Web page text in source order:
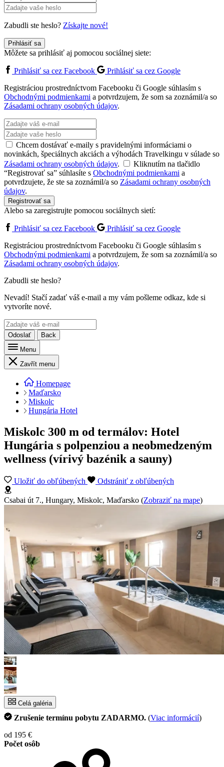
Zabudli ste heslo? Získajte nové!
Prihlásiť sa
Môžete sa prihlásiť aj pomocou sociálnej siete:
Prihlásiť sa cez Facebook
Prihlásiť sa cez Google
Registráciou prostredníctvom Facebooku či Google súhlasím s
Obchodnými podmienkami a potvrdzujem, že som sa zoznámil/a so
Zásadami ochrany osobných údajov.
Chcem dostávať e-maily s pravidelnými informáciami o
novinkách, špeciálnych akciách a výhodách Travelkingu v súlade so
Zásadami ochrany osobných údajov.
Kliknutím na tlačidlo
“Registrovať sa” súhlasíte s Obchodnými podmienkami a
potvrdzujete, že ste sa zoznámil/a so Zásadami ochrany osobných
údajov.
Registrovať sa
Alebo sa zaregistrujte pomocou sociálnych sietí:
Prihlásiť sa cez Facebook
Prihlásiť sa cez Google
Registráciou prostredníctvom Facebooku či Google súhlasím s
Obchodnými podmienkami a potvrdzujem, že som sa zoznámil/a so
Zásadami ochrany osobných údajov.
Zabudli ste heslo?
Nevadí! Stačí zadať váš e-mail a my vám pošleme odkaz, kde si
vytvoríte nové.
Odoslať
Back
Menu
Zavřít menu
Homepage
Maďarsko
Miskolc
Hungária Hotel
Miskolc 300 m od termálov: Hotel
Hungária s polpenziou a neobmedzeným
wellness (vírivý bazénik a sauny)
Uložiť do obľúbených Odstrániť z obľúbených
Csabai út 7., Hungary, Miskolc, Maďarsko (Zobraziť na mape)
Celá galéria
Zrušenie termínu pobytu ZADARMO. (Viac informácií)
od 195 €
Počet osôb